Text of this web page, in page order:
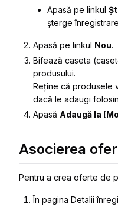
Apasă pe linkul
șterge
Apasă pe linkul Nou.
Bifează caseta
produsului.
Reține că produsele
dacă le adaugi
Apasă Adaugă la
Asocierea
Pentru a crea oferte de
În pagina Detalii